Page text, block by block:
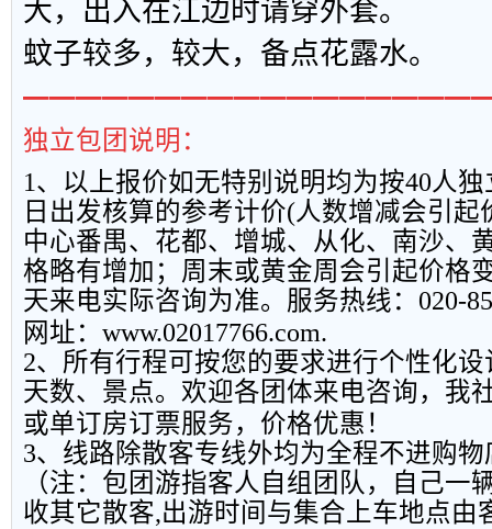
大，出入在江边时请穿外套。
蚊子较多，较大，备点花露水。
独立包团说明：
1、以上报价如无特别说明均为按40人独
日出发核算的参考计价(人数增减会引起
中心番禺、花都、增城、从化、南沙、
格略有增加；周末或黄金周会引起价格
天来电实际咨询为准。服务热线： 020-
网址： www.02017766.com.
2、所有行程可按您的要求进行个性化
天数、景点。欢迎各团体来电咨询，我
或单订房订票服务，价格优惠！
3、线路除散客专线外均为全程不进购
（注：包团游指客人自组团队，自己一
收其它散客,出游时间与集合上车地点由